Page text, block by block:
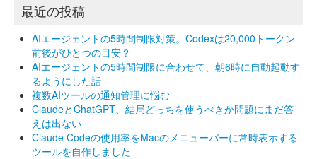
最近の投稿
AIエージェントの5時間制限対策。Codexは20,000トークン
前後がひとつの目安？
AIエージェントの5時間制限に合わせて、朝6時に自動起動す
るようにした話
複数AIツールの通知管理に悩む
ClaudeとChatGPT、結局どっちを使うべきか問題にまだ答
えは出ない
Claude Codeの使用率をMacのメニューバーに常時表示する
ツールを自作しました